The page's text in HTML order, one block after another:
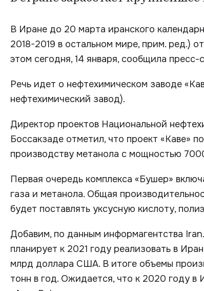
В Иране до 20 марта иранского
2018-2019 в остальном мире, прим. ред.)
этом сегодня, 14 января, сообщила
Речь идет о нефтехимическом заводе
нефтехимический завод).
Директор проектов Национальной
Боссакзаде отметил, что проект «Каве»
производству метанола с мощностью
Первая очередь комплекса «Бушер»
газа и метанола. Общая
будет поставлять уксусную кислоту,
Добавим, по данным информагентства
планирует к 2021 году реализовать в
млрд доллара США. В итоге объемы
тонн в год. Ожидается, что к 2020 году в